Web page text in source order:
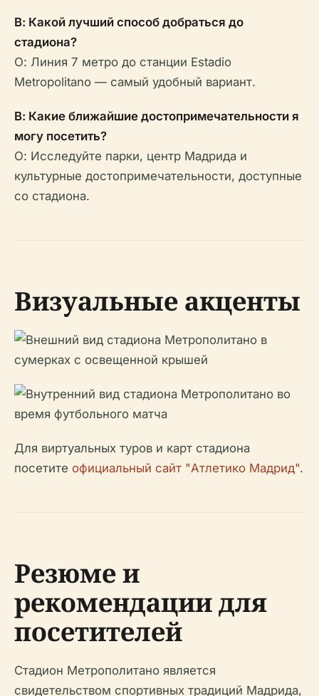
В: Какой лучший способ добраться до
стадиона?
О: Линия 7 метро до станции Estadio
Metropolitano — самый удобный вариант.
В: Какие ближайшие достопримечательности я
могу посетить?
О: Исследуйте парки, центр Мадрида и
культурные достопримечательности, доступные
со стадиона.
Визуальные акценты
Для виртуальных туров и карт стадиона
посетите официальный сайт "Атлетико Мадрид".
Резюме и
рекомендации для
посетителей
Стадион Метрополитано является
свидетельством спортивных традиций Мадрида,